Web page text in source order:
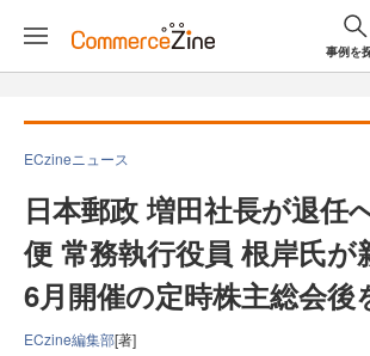
事例を
ECzineニュース
日本郵政 増田社長が退任
便 常務執行役員 根岸氏
6月開催の定時株主総会後
ECzine編集部[著]